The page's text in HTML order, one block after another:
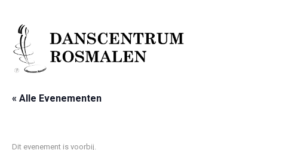
« Alle Evenementen
Dit evenement is voorbij.